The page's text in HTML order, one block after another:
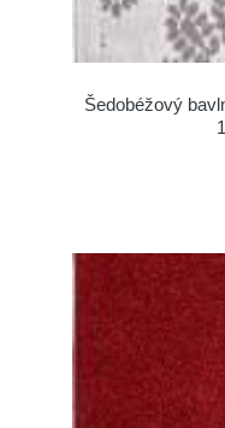
Šedobéžový